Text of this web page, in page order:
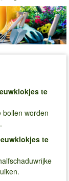
te
bollen worden
te